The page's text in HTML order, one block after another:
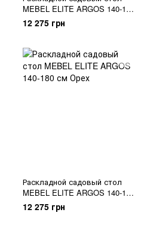
MEBEL ELITE ARGOS 140-180
см Темно-серый
12 275 грн
Раскладной садовый стол
MEBEL ELITE ARGOS 140-180
см Орех
12 275 грн